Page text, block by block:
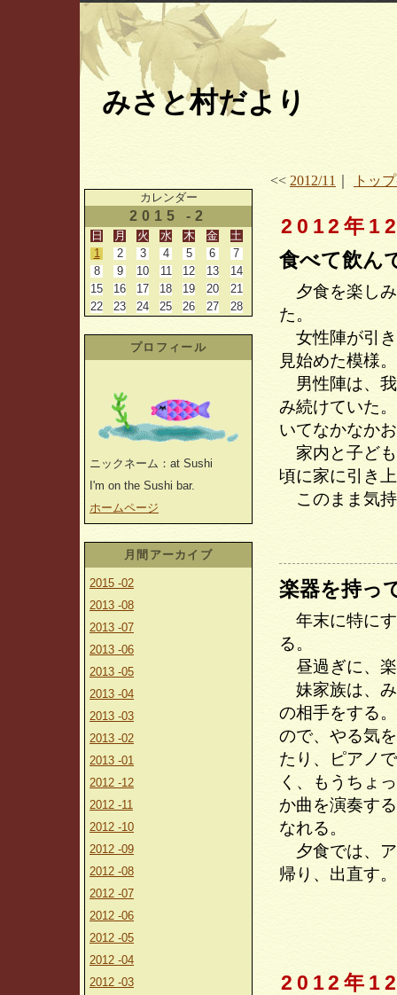
みさと村だより
カレンダー
2015 -2
日 月 火 水 木 金
土
1
2 3 4 5 6
7
8
9 10 11 12 13
14
15
16 17 18 19 20
21
22
23 24 25 26 27 28
プロフィール
ニックネーム：at Sushi
I'm on the Sushi bar.
ホームページ
月間アーカイブ
2015 -02
2013 -08
2013 -07
2013 -06
2013 -05
2013 -04
2013 -03
2013 -02
2013 -01
2012 -12
2012 -11
2012 -10
2012 -09
2012 -08
2012 -07
2012 -06
2012 -05
2012 -04
2012 -03
<< 2012/11 トッ
2012年
食べて飲ん
夕食を楽しみ
た。
女性陣が引き
見始めた模様。
男性陣は、我
み続けていた
いてなかなか
家内と子ども
頃に家に引き
このまま気持
楽器を持っ
年末に特にす
る。
昼過ぎに、
妹家族は、み
の相手をする
ので、やる気
たり、ピアノ
く、もうちょ
か曲を演奏す
なれる。
夕食では、ア
帰り、出直す。
2012年